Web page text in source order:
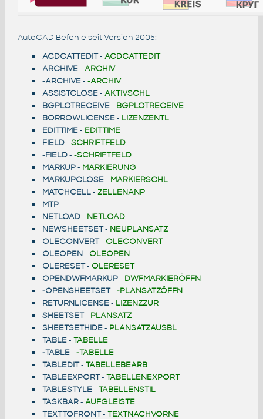
AutoCAD Befehle seit Version 2005:
ACDCATTEDIT- ACDCATTEDIT
ARCHIVE- ARCHIV
-ARCHIVE- -ARCHIV
ASSISTCLOSE- AKTIVSCHL
BGPLOTRECEIVE- BGPLOTRECEIVE
BORROWLICENSE- LIZENZENTL
EDITTIME- EDITTIME
FIELD- SCHRIFTFELD
-FIELD- -SCHRIFTFELD
MARKUP- MARKIERUNG
MARKUPCLOSE- MARKIERSCHL
MATCHCELL- ZELLENANP
MTP-
NETLOAD- NETLOAD
NEWSHEETSET- NEUPLANSATZ
OLECONVERT- OLECONVERT
OLEOPEN- OLEOPEN
OLERESET- OLERESET
OPENDWFMARKUP- DWFMARKIERÖFFN
-OPENSHEETSET- -PLANSATZÖFFN
RETURNLICENSE- LIZENZZUR
SHEETSET- PLANSATZ
SHEETSETHIDE- PLANSATZAUSBL
TABLE- TABELLE
-TABLE- -TABELLE
TABLEDIT- TABELLEBEARB
TABLEEXPORT- TABELLENEXPORT
TABLESTYLE- TABELLENSTIL
TASKBAR- AUFGLEISTE
TEXTTOFRONT- TEXTNACHVORNE